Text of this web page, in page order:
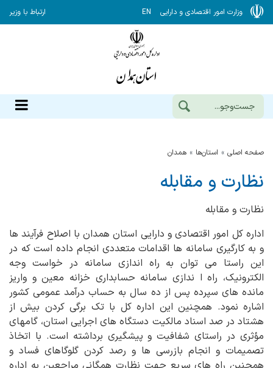
وزارت امور اقتصادی و دارایی EN ارتباط با وزیر
صفحه اصلی استان‌ها همدان
نظارت و مقابله
نظارت و مقابله
اداره کل امور اقتصادی و دارایی استان همدان با اصلاح فرآیند ها
و به کارگیری سامانه ها اقدامات متعددی انجام داده است که در
این راستا می توان به راه اندازی سامانه در خواست وجه
الکترونیک، راه ا ندازی سامانه حسابداری خزانه معین و واریز
مانده های سپرده پس از ده سال به حساب درآمد عمومی کشور
اشاره نمود. همچنین این اداره کل با تک برگی کردن بیش از
هشتاد در صد اسناد مالکیت دستگاه های اجرایی استان، گامهای
مؤثری در راستای شفافیت و پیشگیری برداشته است. با اتخاذ
تصمیمات و انجام بازرسی ها و رصد کردن گلوگاهای فساد و